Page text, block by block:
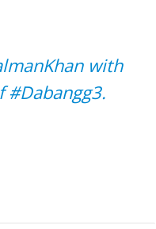
with
#Dabangg3.